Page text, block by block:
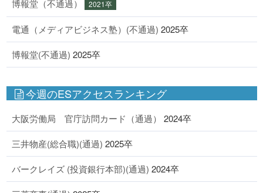
博報堂（不通過） 2021卒
電通（メディアビジネス塾）(不通過) 2025卒
博報堂(不通過) 2025卒
今週のESアクセスランキング
大阪労働局 官庁訪問カード（通過） 2024卒
三井物産(総合職)(通過) 2025卒
バークレイズ (投資銀行本部)(通過) 2024卒